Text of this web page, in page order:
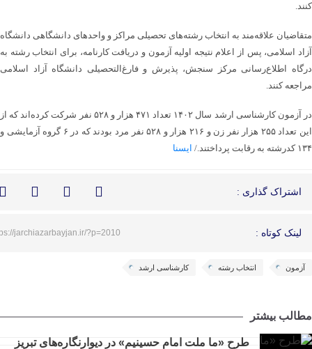
کنند.
متقاضیان علاقه‌مند به انتخاب رشته‌های تحصیلی مراکز و واحدهای دانشگاهی دانشگاه
آزاد اسلامی، پس از اعلام نتیجه اولیه آزمون و دریافت کارنامه، برای انتخاب رشته به
درگاه اطلاع‌رسانی مرکز سنجش، پذیرش و فارغ‌التحصیلی دانشگاه آزاد اسلامی
مراجعه کنند.
در آزمون کارشناسی ارشد سال ۱۴۰۲ تعداد ۴۷۱ هزار و ۵۲۸ نفر شرکت کرده‌اند که از
این تعداد ۲۵۵ هزار نفر زن و ۲۱۶ هزار و ۵۲۸ نفر مرد بودند که در ۶ گروه آزمایشی و
۱۳۴ کدرشته به رقابت پرداختند./
ایسنا
اشتراک گذاری :
لینک کوتاه : jarchiazarbayjan.ir/?p=2010
آزمون انتخاب رشته کارشناسی ارشد
مطالب بیشتر
طرح «ما ملت امام حسینیم» در دیوارنگاره‌های تبریز